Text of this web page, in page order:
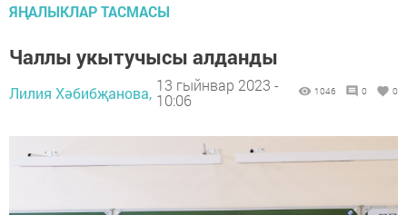
ЯҢАЛЫКЛАР ТАСМАСЫ
Чаллы укытучысы алданды
Лилия Хәбибҗанова, 13 гыйнвар 2023 -
10:06
1046 0 0